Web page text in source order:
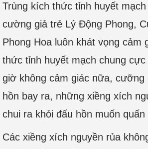
Trùng kích thức tỉnh huyết
cường giả trẻ Lý Động Phong,
Phong Hoa luôn khát vọng cảm
thức tỉnh huyết mạch chung
giờ không cảm giác nữa, cưỡng
hồn bay ra, những xiềng xích
chui ra khỏi đấu hồn muốn quấn
Các xiềng xích nguyền rủa